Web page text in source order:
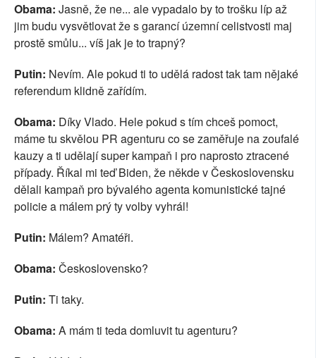
Obama: Jasně, že ne... ale vypadalo by to trošku líp až
jim budu vysvětlovat že s garancí územní celistvosti maj
prostě smůlu... víš jak je to trapný?
Putin: Nevím. Ale pokud ti to udělá radost tak tam nějaké
referendum klidně zařídím.
Obama: Díky Vlado. Hele pokud s tím chceš pomoct,
máme tu skvělou PR agenturu co se zaměřuje na zoufalé
kauzy a ti udělají super kampaň i pro naprosto ztracené
případy. Říkal mi teď Biden, že někde v Československu
dělali kampaň pro bývalého agenta komunistické tajné
policie a málem prý ty volby vyhrál!
Putin: Málem? Amatéři.
Obama: Československo?
Putin: Ti taky.
Obama: A mám ti teda domluvit tu agenturu?